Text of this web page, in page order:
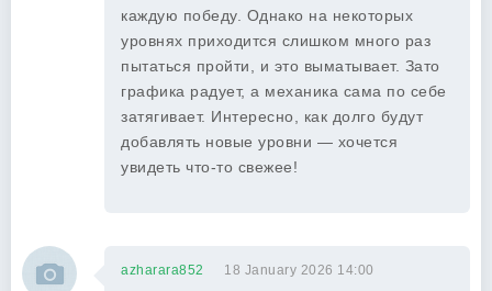
каждую победу. Однако на некоторых
уровнях приходится слишком много раз
пытаться пройти, и это выматывает. Зато
графика радует, а механика сама по себе
затягивает. Интересно, как долго будут
добавлять новые уровни — хочется
увидеть что-то свежее!
azharara852 18 January 2026 14:00